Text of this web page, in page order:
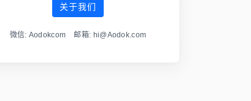
关于我们
微信: Aodokcom 邮箱: hi@Aodok.com